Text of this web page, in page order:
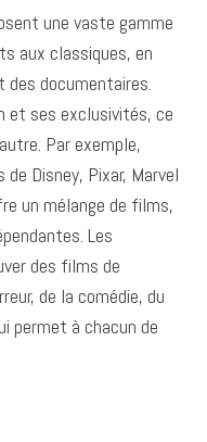
une vaste gamme
aux classiques, en
documentaires.
et ses exclusivités, ce
Par exemple,
Disney, Pixar, Marvel
un mélange de films,
Les
des films de
de la comédie, du
permet à chacun de